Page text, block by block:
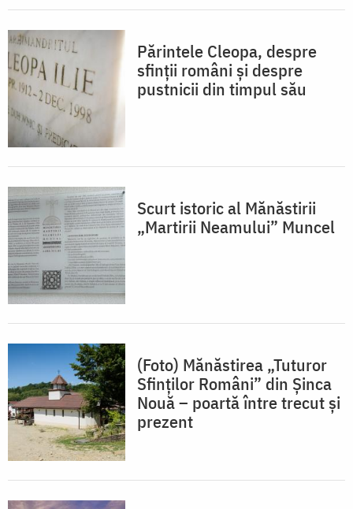
Părintele Cleopa, despre
sfinții români și despre
pustnicii din timpul său
Scurt istoric al Mănăstirii
„Martirii Neamului” Muncel
(Foto) Mănăstirea „Tuturor
Sfinților Români” din Șinca
Nouă – poartă între trecut și
prezent